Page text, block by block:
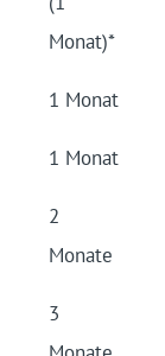
Monat)*
1 Monat
1 Monat
2
Monate
3